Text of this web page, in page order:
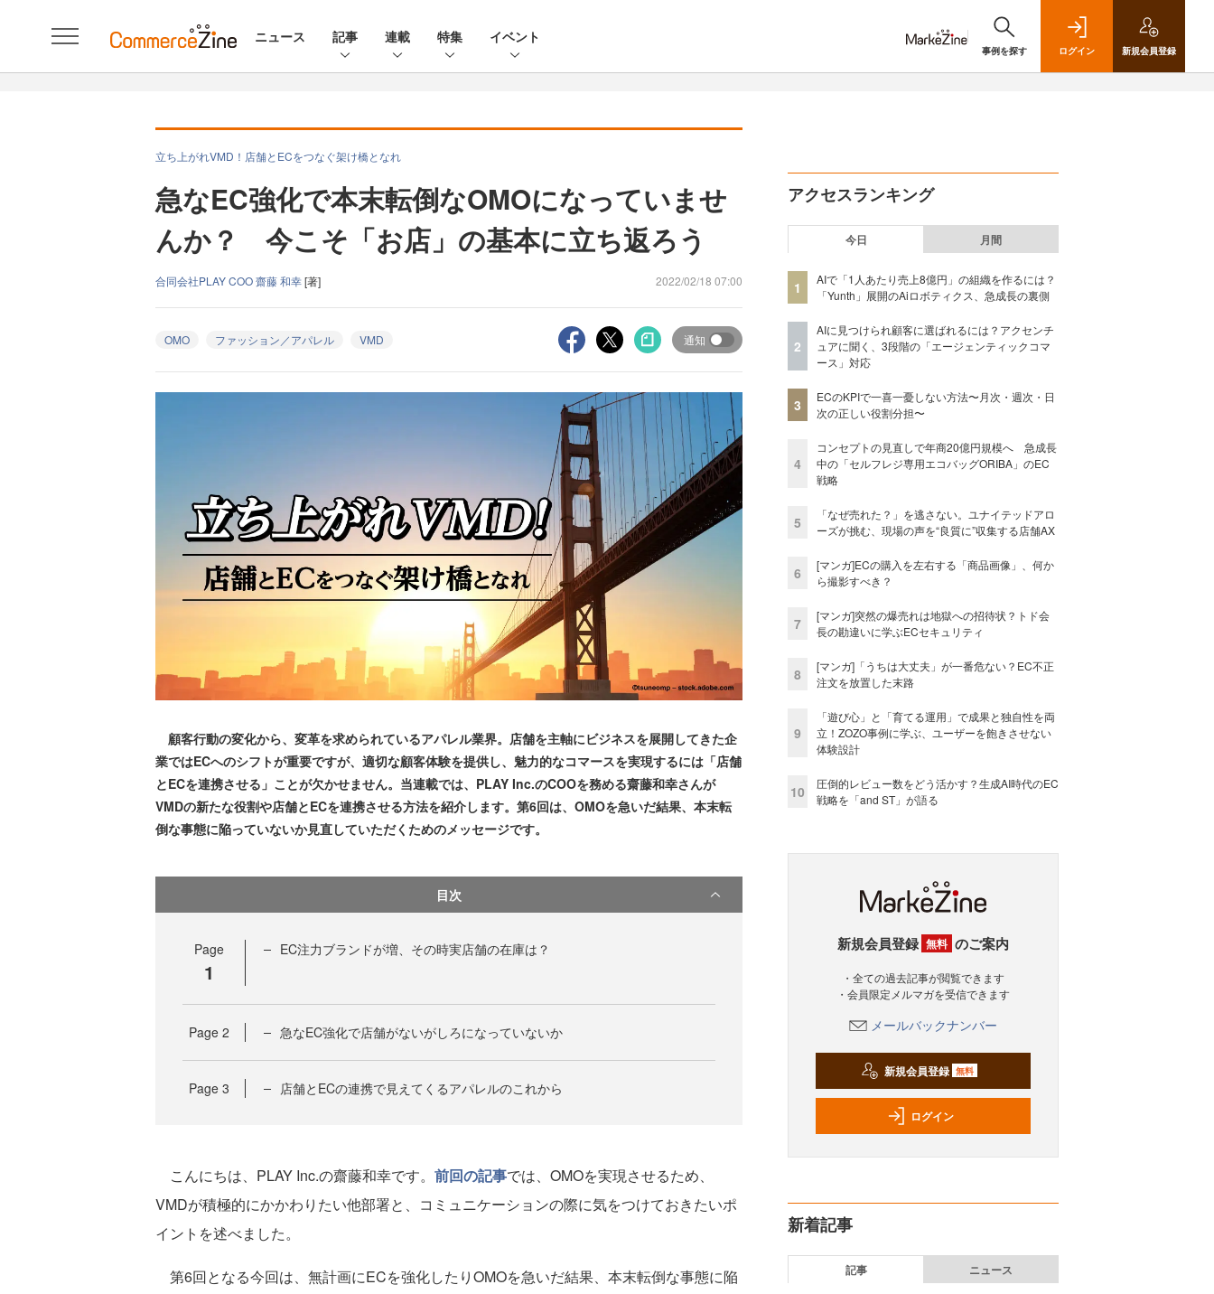
ニュース 記事 連載 特集 イベント
事例を探す ログイン 新規会員登録
立ち上がれVMD！店舗とECをつなぐ架け橋となれ
急なEC強化で本末転倒なOMOになっていませ
んか？ 今こそ「お店」の基本に立ち返ろう
合同会社PLAY COO 齋藤 和幸[著] 2022/02/18 07:00
OMO ファッション／アパレル VMD 通知
顧客行動の変化から、変革を求められているアパレル業界。店舗を主軸にビジネスを展開してきた企
業ではECへのシフトが重要ですが、適切な顧客体験を提供し、魅力的なコマースを実現するには「店舗
とECを連携させる」ことが欠かせません。当連載では、PLAY Inc.のCOOを務める齋藤和幸さんが
VMDの新たな役割や店舗とECを連携させる方法を紹介します。第6回は、OMOを急いだ結果、本末転
倒な事態に陥っていないか見直していただくためのメッセージです。
目次
Page
1
EC注力ブランドが増、その時実店舗の在庫は？
Page 2 急なEC強化で店舗がないがしろになっていないか
Page 3 店舗とECの連携で見えてくるアパレルのこれから
こんにちは、PLAY Inc.の齋藤和幸です。 前回の記事では、OMOを実現させるため、
VMDが積極的にかかわりたい他部署と、コミュニケーションの際に気をつけておきたいポ
イントを述べました。
第6回となる今回は、無計画にECを強化したりOMOを急いだ結果、本末転倒な事態に陥
アクセスランキング
今日 月間
1
AIで「1人あたり売上8億円」の組織を作るには？
「Yunth」展開のAiロボティクス、急成長の裏側
2
AIに見つけられ顧客に選ばれるには？アクセンチ
ュアに聞く、3段階の「エージェンティックコマ
ース」対応
3
ECのKPIで一喜一憂しない方法〜月次・週次・日
次の正しい役割分担〜
4
コンセプトの見直しで年商20億円規模へ 急成長
中の「セルフレジ専用エコバッグORIBA」のEC
戦略
5
「なぜ売れた？」を逃さない。ユナイテッドアロ
ーズが挑む、現場の声を“良質に”収集する店舗AX
6
[マンガ]ECの購入を左右する「商品画像」、何か
ら撮影すべき？
7
[マンガ]突然の爆売れは地獄への招待状？トド会
長の勘違いに学ぶECセキュリティ
8
[マンガ]「うちは大丈夫」が一番危ない？EC不正
注文を放置した末路
9
「遊び心」と「育てる運用」で成果と独自性を両
立！ZOZO事例に学ぶ、ユーザーを飽きさせない
体験設計
10
圧倒的レビュー数をどう活かす？生成AI時代のEC
戦略を「and ST」が語る
新規会員登録 無料 のご案内
・全ての過去記事が閲覧できます
・会員限定メルマガを受信できます
メールバックナンバー
新規会員登録 無料
ログイン
新着記事
記事 ニュース